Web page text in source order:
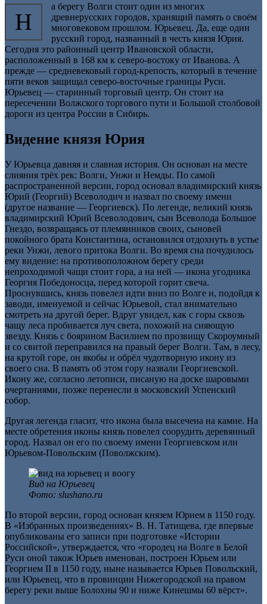
Н
а берегу Волги стоит один из многих
древнерусских городов, хранящий память о своём
многовековом прошлом. Юрьевец. Да, еще один
русский город, названный в честь князя Юрия.
Сегодня это районный центр Ивановской области,
расположенный в 168 км к северо-востоку от Иванова. А
прежде — средневековый город-крепость, который в течение
пяти веков защищал северо-восточные границы Руси.
Юрьевец — старинный торговый центр. Он стоит на
пересечении Волжского торгового пути и Большой столбовой
дороги из центра России в Сибирь.
Видение князя Юрия
У Юрьевца давняя и славная история. Он основан на месте
слияния трёх рек: Волги, Унжи и Немды. По самой
распространенной версии, город основал владимирский князь
Юрий (Георгий) Всеволодич и назвал по своему имени
(другое название — Георгиевск). По легенде, великий князь
владимирский Юрий Всеволодович, сын Всеволода Большое
Гнездо, возвращаясь от племянников своих, сыновей
покойного брата Константина, остановился отдохнуть в устье
реки Унжи, левого притока Волги. Во время сна почудилось
ему видение: на противоположном берегу среди
непроходимой чащи стоит гора, а на ней — икона угодника
Георгия Победоносца, перед которой горит свеча.
Проснувшись, князь повелел идти вниз по Волге и, подойдя к
заводи, именуемой и сейчас Юрьевой, стал внимательно
смотреть на другой берег. Вдруг увидел, как с горы сквозь
чащу леса пробивается луч света, похожий на сияющую
звезду. Князь с боярином Василием по прозвищу Скороумный
и со свитой переправился на правый берег Волги. Там, в лесу,
на крутой горе, он якобы и обрёл чудотворную икону из
своего сна. В память об этом гору назвали Георгиевской.
Икону же, согласно летописи, писаную на доске шаровыми
очертаниями, позже перенесли в московский Успенский
собор.
Другая легенда гласит, что икона была высечена на камне. На
месте обретения иконы князь повелел соорудить деревянный
город. Назвал он его по своему имени Георгиевском или
Юрьевом-Повольским (Поволжским).
Вид на Юрьевец
Фото: slushano.ru
По второй версии, город основан князем Юрием в 1150 году.
В «Избранных произведениях» В. Н. Татищева, где впервые
опубликованы его записи при подготовке «Истории
Российской», утверждается, что «городец на Волге в Белой
Руси оной також Юрьев именован, построен Юрьем или
Георгием II в 1150 году, ныне называется Юрьев Повольский,
или Юрьевец, что в провинции Нижегородской на правом
берегу реки выше Болохны 90 и ниже Кинешмы 60 вёрст».